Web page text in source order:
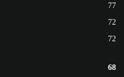
77
72
72
68